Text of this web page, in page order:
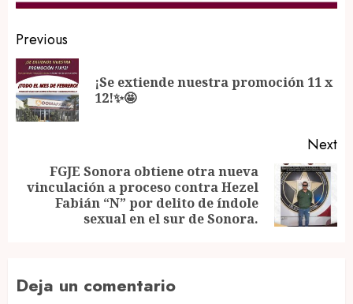
Post
navigation
Previous
¡Se extiende nuestra promoción 11 x
12!✨🤩
Next
Next
FGJE Sonora obtiene otra nueva
vinculación a proceso contra Hezel
Fabián “N” por delito de índole
sexual en el sur de Sonora.
Deja un comentario